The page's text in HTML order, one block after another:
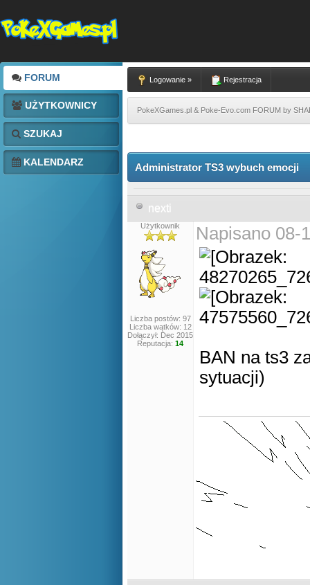
FORUM
UŻYTKOWNICY
SZUKAJ
KALENDARZ
Logowanie » Rejestracja
PokeXGames.pl & Poke-Evo.com FORUM by
Administrator TS3 wybuch emocji
nexti
Użytkownik
Liczba postów: 97
Liczba wątków: 12
Dołączył: Dec 2015
Reputacja: 14
Napisano 08-
BAN na ts3
sytuacji)